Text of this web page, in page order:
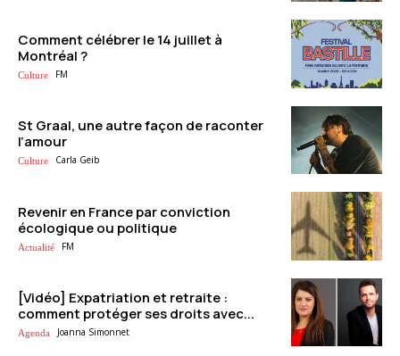
Comment célébrer le 14 juillet à
Montréal ?
Culture FM
St Graal, une autre façon de raconter
l’amour
Culture Carla Geib
Revenir en France par conviction
écologique ou politique
Actualité FM
[Vidéo] Expatriation et retraite :
comment protéger ses droits avec...
Agenda Joanna Simonnet